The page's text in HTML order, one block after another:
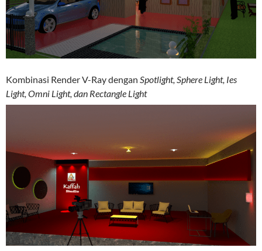
Kombinasi Render V-Ray dengan Spotlight, Sphere Light, Ies
Light, Omni Light, dan Rectangle Light